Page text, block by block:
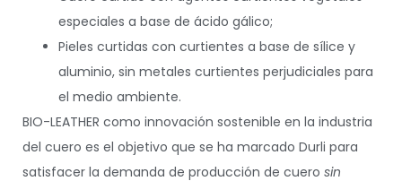
especiales a base de ácido gálico;
Pieles curtidas con curtientes a base de sílice y
aluminio, sin metales curtientes perjudiciales para
el medio ambiente.
BIO-LEATHER como innovación sostenible en la industria
del cuero es el objetivo que se ha marcado Durli para
satisfacer la demanda de producción de cuero sin